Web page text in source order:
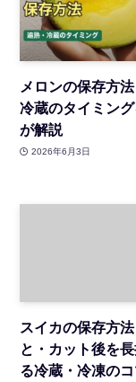
メロンの保存方
冷蔵のタイミン
が解説
2026年6月3日
スイカの保存方
と・カット後を
る冷蔵・冷凍の